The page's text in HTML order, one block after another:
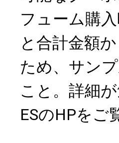
フューム購
と合計金額
ため、サン
こと。詳細
ESのHPをご